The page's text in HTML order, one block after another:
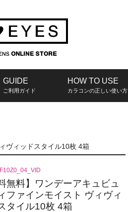
ヴィッドスタイル10枚 4箱
無料】ワンデーアキュビュ
ファインモイスト ヴィヴィ
タイル10枚 4箱
GUIDE
ご利用ガイド
HOW TO USE
カラコンの正しい使い方